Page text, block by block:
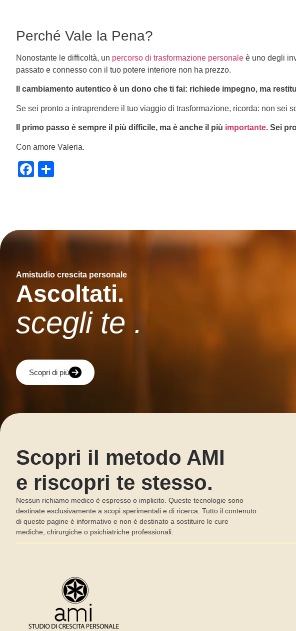
Perché Vale la Pena?
Nonostante le difficoltà, un percorso di trasformazione personale è uno degli
passato e connesso con il tuo potere interiore non ha prezzo.
Il cambiamento autentico è un dono che ti fai: richiede impegno, ma
Se sei pronto a intraprendere il tuo viaggio di trasformazione, ricorda: non sei
Il primo passo è sempre il più difficile, ma è anche il più importante. Sei
Con amore Valeria.
Facebook
Amistudio crescita personale
Ascoltati.
scegli te .
Scopri di più
Scopri il metodo AMI
e riscopri te stesso.
Nessun richiamo medico è espresso o implicito. Queste tecnologie sono
destinate esclusivamente a scopi sperimentali e di ricerca. Tutto il contenuto
di queste pagine è informativo e non è destinato a sostituire le cure
mediche, chirurgiche o psichiatriche professionali.